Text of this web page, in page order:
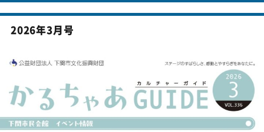
2026年3月号
投稿ナビゲーション
2026年2月号
次の投稿